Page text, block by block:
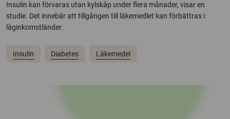
Insulin kan förvaras utan kylskåp under flera månader, visar en
studie. Det innebär att tillgången till läkemedlet kan förbättras i
låginkomstländer.
Insulin Diabetes Läkemedel